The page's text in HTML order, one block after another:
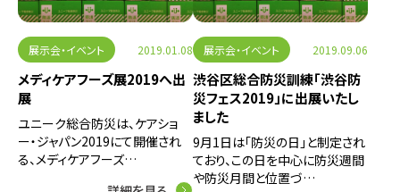
展示会・イベント 2019.01.08
メディケアフーズ展2019へ出
展
ユニーク総合防災は、ケアショ
ー・ジャパン2019にて開催され
る、メディケアフーズ…
展示会・イベント 2019.09.06
渋谷区総合防災訓練「渋谷防
災フェス2019」に出展いたし
ました
9月1日は「防災の日」と制定され
ており、この日を中心に防災週間
や防災月間と位置づ…